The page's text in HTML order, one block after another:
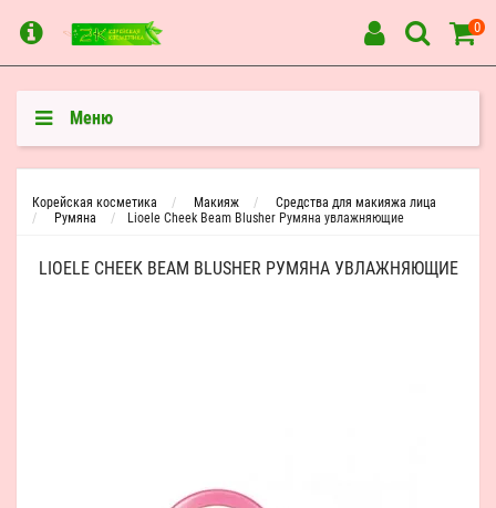
0
Меню
Корейская косметика Макияж
Средства для макияжа лица
Румяна
Lioele Cheek Beam Blusher Румяна увлажняющие
LIOELE CHEEK BEAM BLUSHER РУМЯНА УВЛАЖНЯЮЩИЕ